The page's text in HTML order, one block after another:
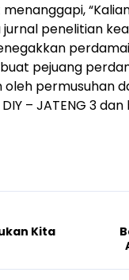
penelitian
pejuang
permusuhan
– JATENG 3
Kita